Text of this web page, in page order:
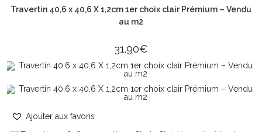
Travertin 40,6 x 40,6 X 1,2cm 1er choix clair Prémium – Vendu
au m2
31.90€
Ajouter aux favoris